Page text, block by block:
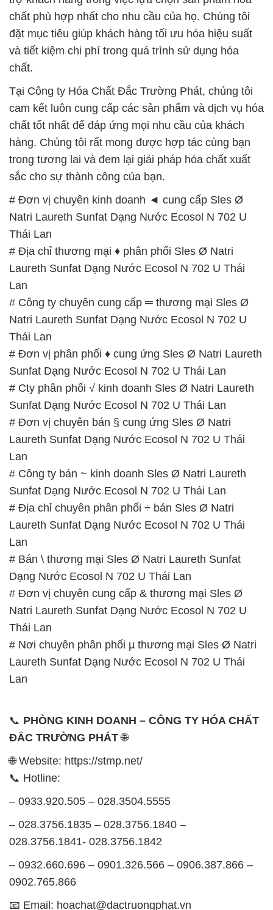
Tại Công ty Hóa Chất Đắc Trường Phát, chúng tôi
cam kết luôn cung cấp các sản phẩm và dịch vụ hóa
chất tốt nhất để đáp ứng mọi nhu cầu của khách
hàng. Chúng tôi rất mong được hợp tác cùng bạn
trong tương lai và đem lại giải pháp hóa chất xuất
sắc cho sự thành công của bạn.
# Đơn vị chuyên kinh doanh ◄ cung cấp Sles Ø
Natri Laureth Sunfat Dạng Nước Ecosol N 702 U
Thái Lan
# Địa chỉ thương mại ♦ phân phối Sles Ø Natri
Laureth Sunfat Dạng Nước Ecosol N 702 U Thái
Lan
# Công ty chuyên cung cấp ═ thương mại Sles Ø
Natri Laureth Sunfat Dạng Nước Ecosol N 702 U
Thái Lan
# Đơn vị phân phối ♦ cung ứng Sles Ø Natri Laureth
Sunfat Dạng Nước Ecosol N 702 U Thái Lan
# Cty phân phối √ kinh doanh Sles Ø Natri Laureth
Sunfat Dạng Nước Ecosol N 702 U Thái Lan
# Đơn vị chuyên bán § cung ứng Sles Ø Natri
Laureth Sunfat Dạng Nước Ecosol N 702 U Thái
Lan
# Công ty bán ~ kinh doanh Sles Ø Natri Laureth
Sunfat Dạng Nước Ecosol N 702 U Thái Lan
# Địa chỉ chuyên phân phối ÷ bán Sles Ø Natri
Laureth Sunfat Dạng Nước Ecosol N 702 U Thái
Lan
# Bán \ thương mại Sles Ø Natri Laureth Sunfat
Dạng Nước Ecosol N 702 U Thái Lan
# Đơn vị chuyên cung cấp & thương mại Sles Ø
Natri Laureth Sunfat Dạng Nước Ecosol N 702 U
Thái Lan
# Nơi chuyên phân phối µ thương mại Sles Ø Natri
Laureth Sunfat Dạng Nước Ecosol N 702 U Thái
Lan
📞PHÒNG KINH DOANH – CÔNG TY HÓA CHẤT
ĐẮC TRƯỜNG PHÁT🌐
🌐 Website: https://stmp.net/
– 0933.920.505 – 028.3504.5555
028.3756.1841- 028.3756.1842
0902.765.866
📧 Email: hoachat@dactruongphat.vn
TRƯỜNG PHÁT